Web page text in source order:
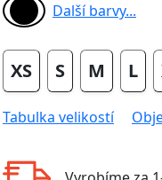
Další barvy...
XS S M L
Tabulka velikostí